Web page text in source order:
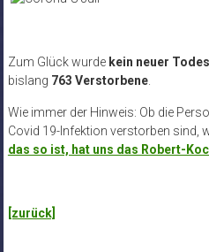
Zum Glück wurdekein neuer
bislang 763 Verstorbene.
Wie immer der Hinweis: Ob die
Covid 19-Infektion verstorben sind,
das so ist, hat uns das Robert-
[zurück]